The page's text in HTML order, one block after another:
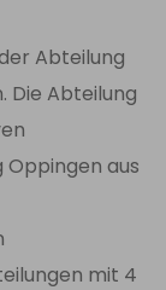
Abteilung
Die Abteilung
aus
mit 4